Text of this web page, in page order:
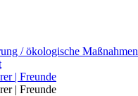
/ ökologische Maßnahmen
| Freunde
| Freunde